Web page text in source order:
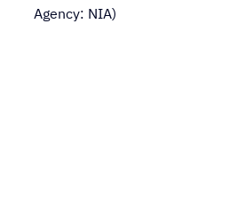
Agency: NIA)